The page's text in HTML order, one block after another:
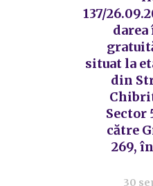
137/
situat la
din
Sector
către
269,
30